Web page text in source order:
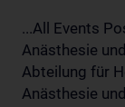
...All Events
Anästhesie
Abteilung für
Anästhesie